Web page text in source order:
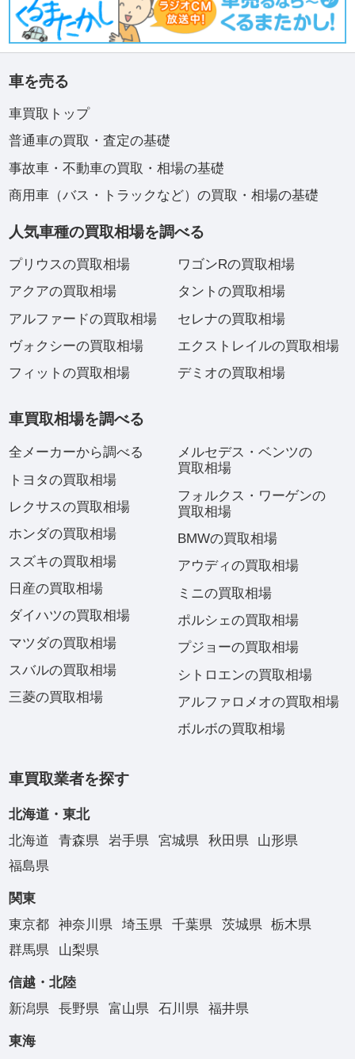
車を売る
車買取トップ
普通車の買取・査定の基礎
事故車・不動車の買取・相場の基礎
商用車（バス・トラックなど）の買取・相場の基礎
人気車種の買取相場を調べる
プリウスの買取相場
アクアの買取相場
アルファードの買取相場
ヴォクシーの買取相場
フィットの買取相場
ワゴンRの買取相場
タントの買取相場
セレナの買取相場
エクストレイルの買取相場
デミオの買取相場
車買取相場を調べる
全メーカーから調べる
トヨタの買取相場
レクサスの買取相場
ホンダの買取相場
スズキの買取相場
日産の買取相場
ダイハツの買取相場
マツダの買取相場
スバルの買取相場
三菱の買取相場
メルセデス・ベンツの
買取相場
フォルクス・ワーゲンの
買取相場
BMWの買取相場
アウディの買取相場
ミニの買取相場
ポルシェの買取相場
プジョーの買取相場
シトロエンの買取相場
アルファロメオの買取相場
ボルボの買取相場
車買取業者を探す
北海道・東北
北海道
青森県 岩手県 宮城県 秋田県
山形県
福島県
関東
東京都
神奈川県 埼玉県 千葉県 茨城県
栃木県
群馬県
山梨県
信越・北陸
新潟県
長野県 富山県 石川県 福井県
東海